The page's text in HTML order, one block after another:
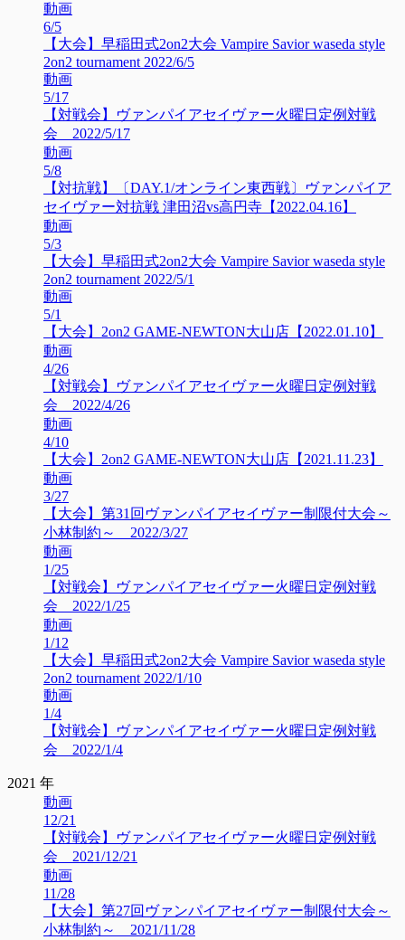
動画
6/5
【大会】早稲田式2on2大会 Vampire Savior waseda style
2on2 tournament 2022/6/5
動画
5/17
【対戦会】ヴァンパイアセイヴァー火曜日定例対戦
会 2022/5/17
動画
5/8
【対抗戦】〔DAY.1/オンライン東西戦〕ヴァンパイア
セイヴァー対抗戦 津田沼vs高円寺【2022.04.16】
動画
5/3
【大会】早稲田式2on2大会 Vampire Savior waseda style
2on2 tournament 2022/5/1
動画
5/1
【大会】2on2 GAME-NEWTON大山店【2022.01.10】
動画
4/26
【対戦会】ヴァンパイアセイヴァー火曜日定例対戦
会 2022/4/26
動画
4/10
【大会】2on2 GAME-NEWTON大山店【2021.11.23】
動画
3/27
【大会】第31回ヴァンパイアセイヴァー制限付大会～
小林制約～ 2022/3/27
動画
1/25
【対戦会】ヴァンパイアセイヴァー火曜日定例対戦
会 2022/1/25
動画
1/12
【大会】早稲田式2on2大会 Vampire Savior waseda style
2on2 tournament 2022/1/10
動画
1/4
【対戦会】ヴァンパイアセイヴァー火曜日定例対戦
会 2022/1/4
2021 年
動画
12/21
【対戦会】ヴァンパイアセイヴァー火曜日定例対戦
会 2021/12/21
動画
11/28
【大会】第27回ヴァンパイアセイヴァー制限付大会～
小林制約～ 2021/11/28